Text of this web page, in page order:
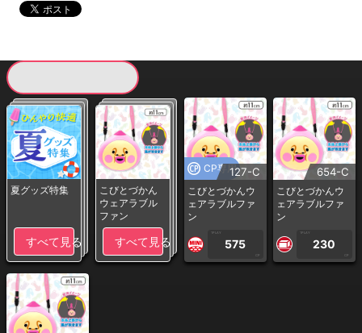
夏グッズ特集
すべて見る
こびとづかん
ウェアラブル
ファン
すべて見る
CP専用127-C
こびとづかんウ
ェアラブルファ
ン
1PLAY
575
CP
654-C
こびとづかんウ
ェアラブルファ
ン
1PLAY
230
CP